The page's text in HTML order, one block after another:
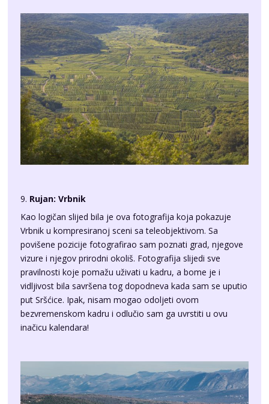
9. Rujan: Vrbnik
Vrbnik u kompresiranoj sceni sa teleobjektivom. Sa
povišene pozicije fotografirao sam poznati grad, njegove
vizure i njegov prirodni okoliš. Fotografija slijedi sve
pravilnosti koje pomažu uživati u kadru, a bome je i
vidljivost bila savršena tog dopodneva kada sam se uputio
put Sršćice. Ipak, nisam mogao odoljeti ovom
bezvremenskom kadru i odlučio sam ga uvrstiti u ovu
inačicu kalendara!